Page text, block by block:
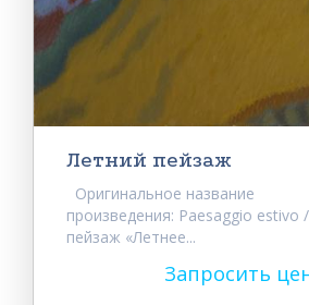
Летний пейзаж
Оригинальное название
произведения: Paesaggio estivo
пейзаж «Летнее...
Запросить